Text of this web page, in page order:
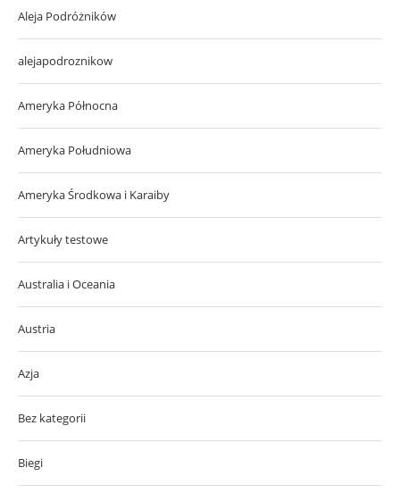
Aleja Podróżników
alejapodroznikow
Ameryka Północna
Ameryka Południowa
Ameryka Środkowa i Karaiby
Artykuły testowe
Australia i Oceania
Austria
Azja
Bez kategorii
Biegi